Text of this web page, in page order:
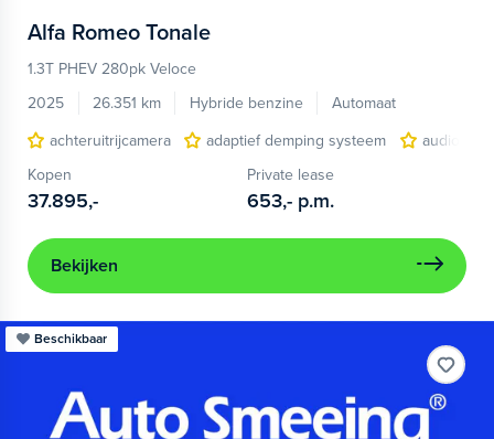
Alfa Romeo Tonale
1.3T PHEV 280pk Veloce
2025
26.351 km Hybride benzine
Automaat
achteruitrijcamera
adaptief demping systeem
audio
Kopen
37.895,-
Private lease
653,- p.m.
Bekijken
Beschikbaar